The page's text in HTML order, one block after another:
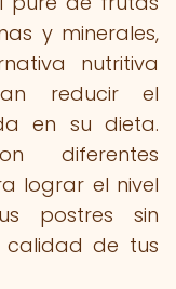
y minerales,
nutritiva
reducir el
en su dieta.
diferentes
lograr el nivel
postres sin
de tus